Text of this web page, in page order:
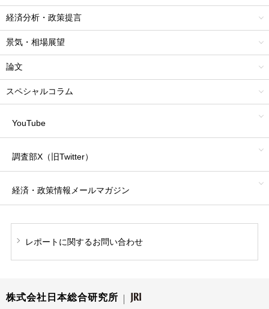
経済分析・政策提言
景気・相場展望
論文
スペシャルコラム
YouTube
調査部X（旧Twitter）
経済・政策情報 メールマガジン
レポートに関するお問い合わせ
株式会社日本総合研究所